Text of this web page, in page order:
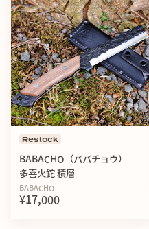
Restock
BABACHO（ババチョウ）
多喜火鉈 積層
BABACHO
¥17,000